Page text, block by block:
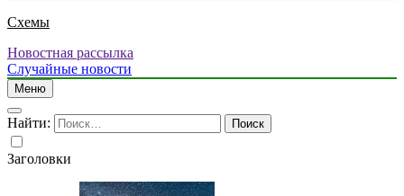
Схемы
Новостная рассылка
Случайные новости
Меню
Найти:
Заголовки